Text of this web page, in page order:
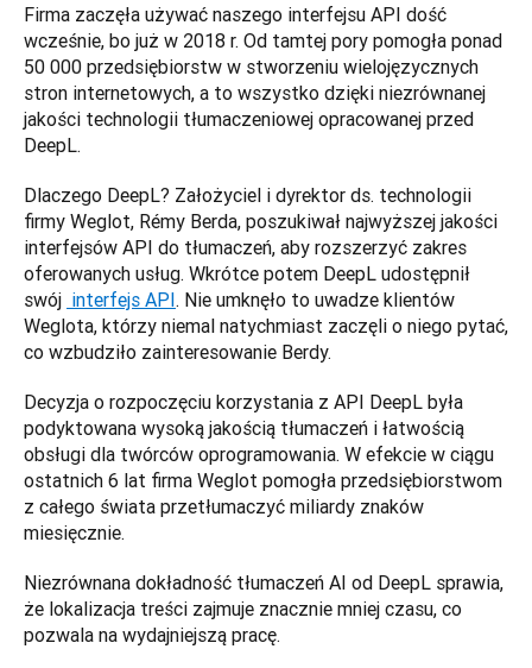
Firma zaczęła używać naszego interfejsu API dość
wcześnie, bo już w 2018 r. Od tamtej pory pomogła ponad
50 000 przedsiębiorstw w stworzeniu wielojęzycznych
stron internetowych, a to wszystko dzięki niezrównanej
jakości technologii tłumaczeniowej opracowanej przed
DeepL.
Dlaczego DeepL? Założyciel i dyrektor ds. technologii
firmy Weglot, Rémy Berda, poszukiwał najwyższej jakości
interfejsów API do tłumaczeń, aby rozszerzyć zakres
oferowanych usług. Wkrótce potem DeepL udostępnił
swój interfejs API. Nie umknęło to uwadze klientów
Weglota, którzy niemal natychmiast zaczęli o niego pytać,
co wzbudziło zainteresowanie Berdy.
Decyzja o rozpoczęciu korzystania z API DeepL była
podyktowana wysoką jakością tłumaczeń i łatwością
obsługi dla twórców oprogramowania. W efekcie w ciągu
ostatnich 6 lat firma Weglot pomogła przedsiębiorstwom
z całego świata przetłumaczyć miliardy znaków
miesięcznie.
Niezrównana dokładność tłumaczeń AI od DeepL sprawia,
że lokalizacja treści zajmuje znacznie mniej czasu, co
pozwala na wydajniejszą pracę.